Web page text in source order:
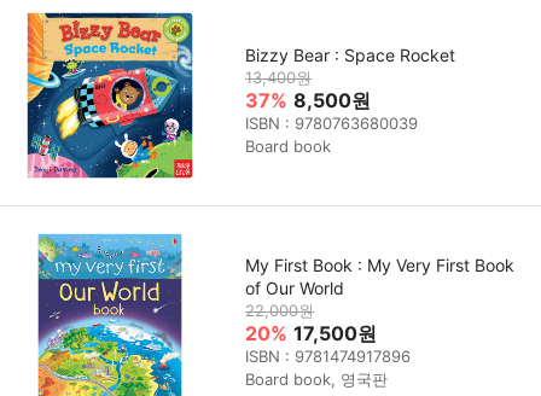
Bizzy Bear : Space Rocket
13,400원
37% 8,500원
ISBN : 9780763680039
Board book
My First Book : My Very First Book
of Our World
22,000원
20% 17,500원
ISBN : 9781474917896
Board book, 영국판